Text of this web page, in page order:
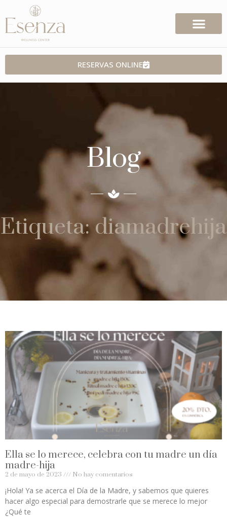
RESERVAS ONLINE
Blog
Etiqueta: diamadrehija
Ella se lo merece, celebra con tu madre un día
madre-hija
2 de mayo de 2023 No hay comentarios
¡Hola! Ya se acerca el Día de la Madre, y sabemos que quieres
hacer algo especial para demostrarle que se merece lo mejor
¿Qué te